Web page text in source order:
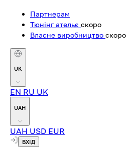
Партнерам
Тюнінг ательє скоро
Власне виробництво скоро
UK
EN RU UK
UAH
UAH USD EUR
ВХІД